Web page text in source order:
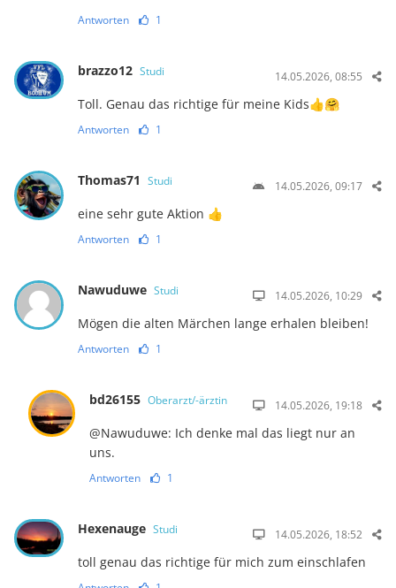
Antworten 1
brazzo12 Studi 14.05.2026, 08:55
Toll. Genau das richtige für meine Kids👍🤗
Antworten 1
Thomas71 Studi 14.05.2026, 09:17
eine sehr gute Aktion 👍
Antworten 1
Nawuduwe Studi 14.05.2026, 10:29
Mögen die alten Märchen lange erhalen bleiben!
Antworten 1
bd26155 Oberarzt/-ärztin 14.05.2026, 19:18
@Nawuduwe: Ich denke mal das liegt nur an
uns.
Antworten 1
Hexenauge Studi 14.05.2026, 18:52
toll genau das richtige für mich zum einschlafen